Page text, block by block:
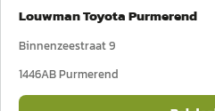
Louwman Toyota Purmerend
Binnenzeestraat 9
1446ABPurmerend